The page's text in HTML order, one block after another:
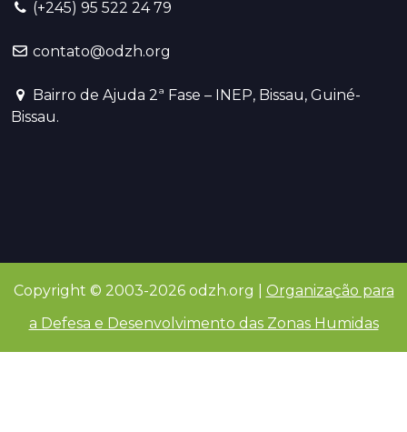
(+245) 95 522 24 79
contato@odzh.org
Bairro de Ajuda 2ª Fase – INEP, Bissau, Guiné-
Bissau.
Copyright © 2003-2026 odzh.org | Organização para
a Defesa e Desenvolvimento das Zonas Humidas